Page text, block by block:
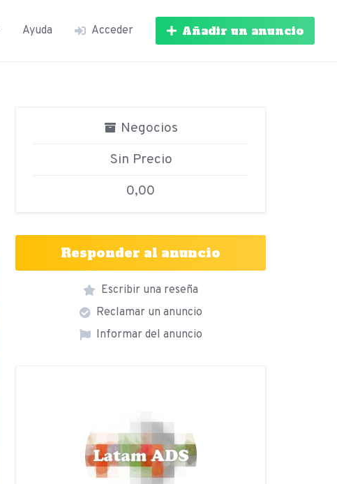
Ayuda Acceder Añadir un anuncio
Negocios
Sin Precio
0,00
Responder al anuncio
Escribir una reseña
Reclamar un anuncio
Informar del anuncio